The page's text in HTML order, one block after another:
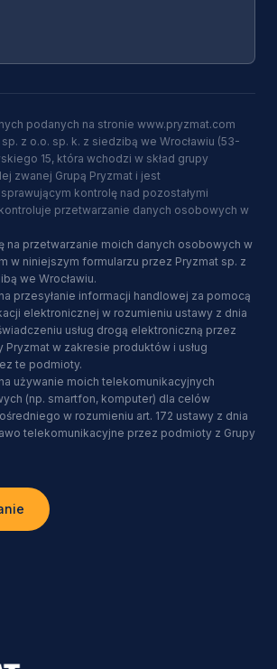
podanych na stronie www.pryzmat.com
z o.o. sp. k. z siedzibą we Wrocławiu (53-
15, która wchodzi w skład grupy
zwanej Grupą Pryzmat i jest
kontrolę nad pozostałymi
przetwarzanie danych osobowych w
na przetwarzanie moich danych osobowych w
w niniejszym formularzu przez Pryzmat sp. z
we Wrocławiu.
przesyłanie informacji handlowej za pomocą
elektronicznej w rozumieniu ustawy z dnia
usług drogą elektroniczną przez
Pryzmat w zakresie produktów i usług
te podmioty.
używanie moich telekomunikacyjnych
(np. smartfon, komputer) dla celów
w rozumieniu art. 172 ustawy z dnia
telekomunikacyjne przez podmioty z Grupy